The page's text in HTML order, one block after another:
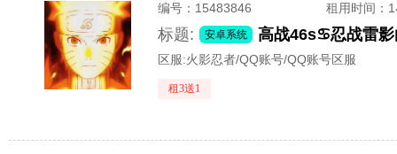
编号： 15483846 租用时间 ：
标题: 安卓系统 高战46s♋忍战雷
区服:火影忍者/QQ账号/QQ账号区服
租3送1